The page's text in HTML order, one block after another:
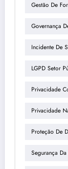
Gestão De
Governança
Incidente De
LGPD Setor
Privacidade
Privacidade
Proteção De
Segurança